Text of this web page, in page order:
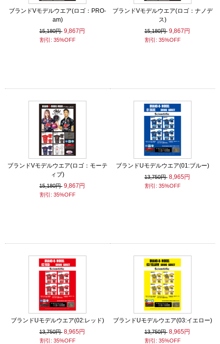
ブランドVモデルウエア(ロゴ：PRO-
am)
15,180円 9,867円
割引: 35%OFF
ブランドVモデルウエア(ロゴ：ナノデ
ス)
15,180円 9,867円
割引: 35%OFF
ブランドVモデルウエア(ロゴ：モーテ
ィブ)
15,180円 9,867円
割引: 35%OFF
ブランドUモデルウエア(01:ブルー)
13,750円 8,965円
割引: 35%OFF
ブランドUモデルウエア(02:レッド)
13,750円 8,965円
割引: 35%OFF
ブランドUモデルウエア(03:イエロー)
13,750円 8,965円
割引: 35%OFF